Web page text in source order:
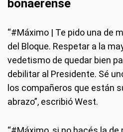
bonaerense
“#Máximo | Te pido una de
del Bloque. Respetar a la
vedetismo de quedar bien
debilitar al Presidente. Sé
los compañeros que están
abrazo”, escribió West.